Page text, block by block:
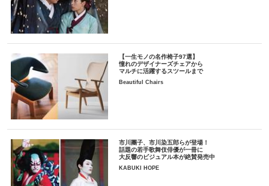
【一生モノの名作椅子97選】
憧れのデザイナーズチェアから
マルチに活躍するスツールまで
Beautiful Chairs
市川團子、市川染五郎らが登場！
話題の若手歌舞伎俳優が一冊に
大反響のビジュアル本が絶賛発売中
KABUKI HOPE